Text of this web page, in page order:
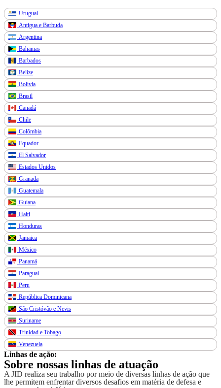
Uruguai
Antigua e Barbuda
Argentina
Bahamas
Barbados
Belize
Bolívia
Brasil
Canadá
Chile
Colômbia
Equador
El Salvador
Estados Unidos
Granada
Guatemala
Guiana
Haiti
Honduras
Jamaica
México
Panamá
Paraguai
Peru
República Dominicana
São Cristóvão e Nevis
Suriname
Trinidad e Tobago
Venezuela
Linhas de ação:
Sobre nossas linhas de atuação
A JID realiza seu trabalho por meio de diversas linhas de ação que
lhe permitem enfrentar diversos desafios em matéria de defesa e